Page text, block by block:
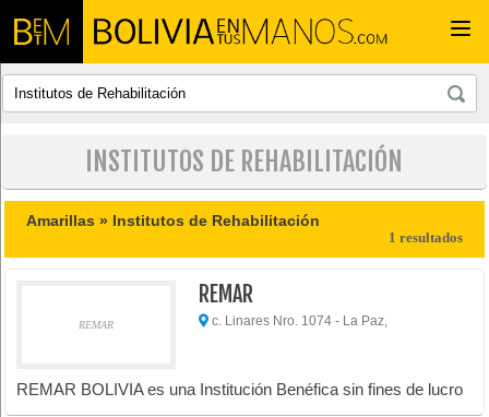
INSTITUTOS DE REHABILITACIÓN
Amarillas » Institutos de Rehabilitación
1 resultados
REMAR
REMAR
c. Linares Nro. 1074 - La Paz,
REMAR BOLIVIA es una Institución Benéfica sin fines de lucro